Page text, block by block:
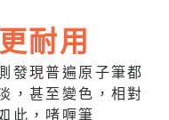
耐用
發現普遍原子筆都
，甚至變色，相對
此，啫喱筆